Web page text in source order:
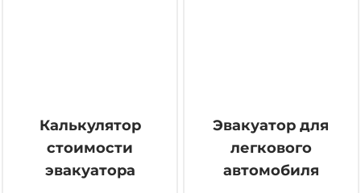
Калькулятор
стоимости
эвакуатора
Эвакуатор для
легкового
автомобиля